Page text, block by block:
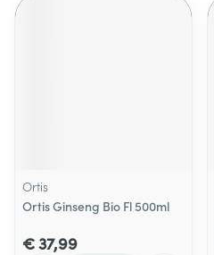
Ortis
Ortis Ginseng Bio Fl 500ml
€ 37,99